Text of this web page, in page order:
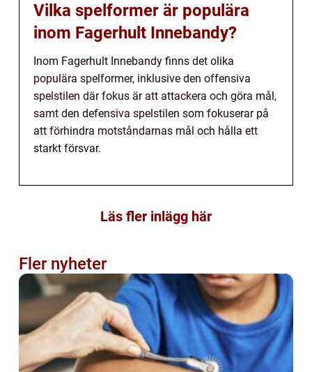
Vilka spelformer är populära
inom Fagerhult Innebandy?
Inom Fagerhult Innebandy finns det olika
populära spelformer, inklusive den offensiva
spelstilen där fokus är att attackera och göra mål,
samt den defensiva spelstilen som fokuserar på
att förhindra motståndarnas mål och hålla ett
starkt försvar.
Läs fler inlägg här
Fler nyheter